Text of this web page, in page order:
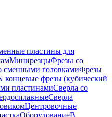
пластины для
МинирезцыФрезы со
сменными головкамиФрезы
концевые фрезы (кубический
пластинамиСверла со
Сверла
Центровочные
ОборудованиеВ